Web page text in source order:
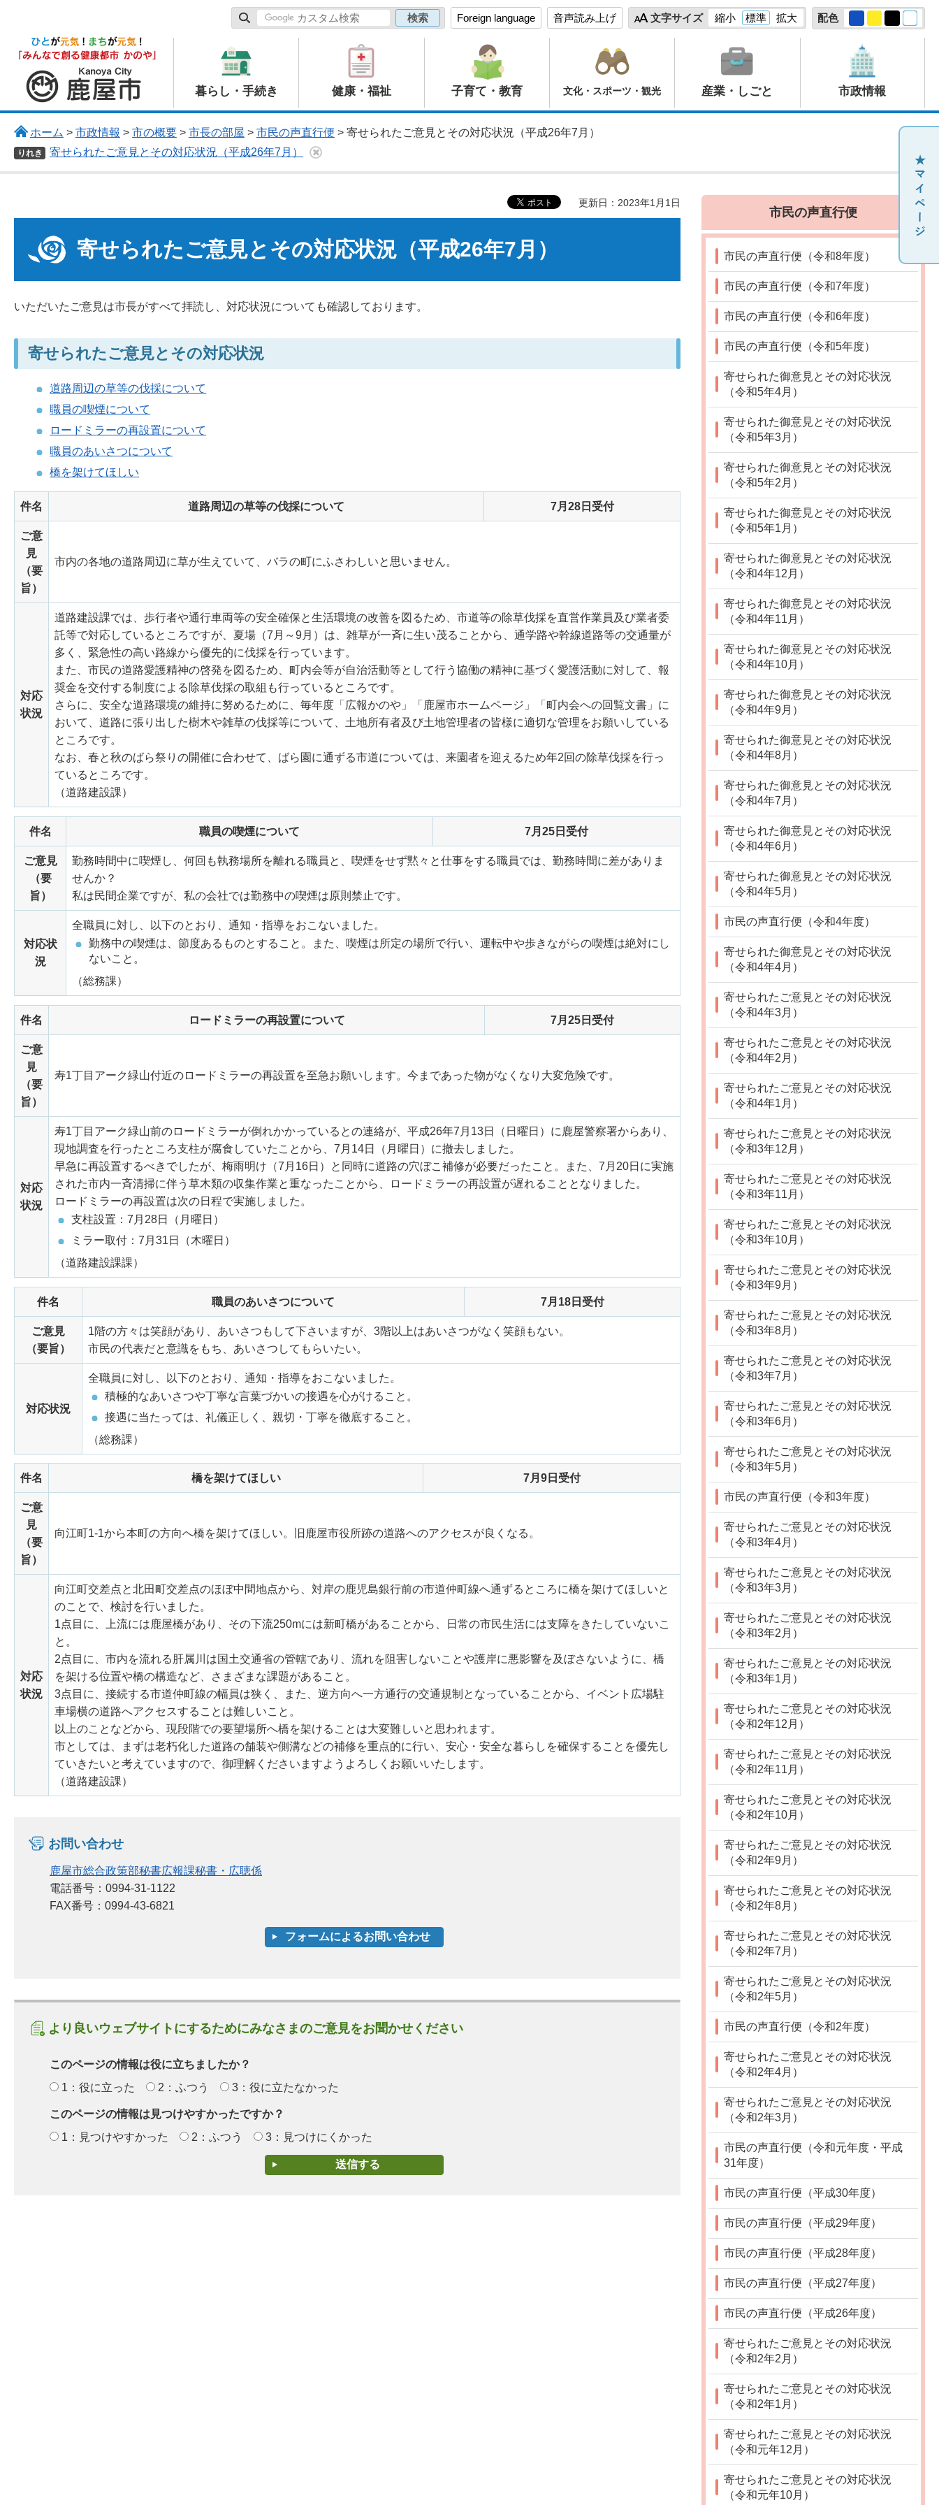
Foreign language 音声読み上げ 文字サイズ 縮小 標準 拡大 配色
鹿屋市
暮らし・手続き 健康・福祉 子育て・教育 文化・スポーツ・観光 産業・しごと 市政情報
ホーム > 市政情報 > 市の概要> 市長の部屋 > 市民の声直行便 > 寄せられたご意見とその対応状況（平成26年7月）
りれき 寄せられたご意見とその対応状況（平成26年7月）
更新日：2023年1月1日
寄せられたご意見とその対応状況（平成26年7月）
いただいたご意見は市長がすべて拝読し、対応状況についても確認しております。
寄せられたご意見とその対応状況
道路周辺の草等の伐採について
職員の喫煙について
ロードミラーの再設置について
職員のあいさつについて
橋を架けてほしい
件名 道路周辺の草等の伐採について 7月28日受付
ご意
見
（要
旨）
市内の各地の道路周辺に草が生えていて、バラの町にふさわしいと思いません。
対応
状況
道路建設課では、歩行者や通行車両等の安全確保と生活環境の改善を図るため、市道等の除草伐採を直営作業員及び業者委
託等で対応しているところですが、夏場（7月～9月）は、雑草が一斉に生い茂ることから、通学路や幹線道路等の交通量が
多く、緊急性の高い路線から優先的に伐採を行っています。
また、市民の道路愛護精神の啓発を図るため、町内会等が自治活動等として行う協働の精神に基づく愛護活動に対して、報
奨金を交付する制度による除草伐採の取組も行っているところです。
さらに、安全な道路環境の維持に努めるために、毎年度「広報かのや」「鹿屋市ホームページ」「町内会への回覧文書」に
おいて、道路に張り出した樹木や雑草の伐採等について、土地所有者及び土地管理者の皆様に適切な管理をお願いしている
ところです。
なお、春と秋のばら祭りの開催に合わせて、ばら園に通ずる市道については、来園者を迎えるため年2回の除草伐採を行っ
ているところです。
（道路建設課）
件名 職員の喫煙について 7月25日受付
ご意見
（要
旨）
勤務時間中に喫煙し、何回も執務場所を離れる職員と、喫煙をせず黙々と仕事をする職員では、勤務時間に差がありま
せんか？
私は民間企業ですが、私の会社では勤務中の喫煙は原則禁止です。
対応状
況
全職員に対し、以下のとおり、通知・指導をおこないました。
勤務中の喫煙は、節度あるものとすること。また、喫煙は所定の場所で行い、運転中や歩きながらの喫煙は絶対にし
ないこと。
（総務課）
件名 ロードミラーの再設置について 7月25日受付
ご意
見
（要
旨）
寿1丁目アーク緑山付近のロードミラーの再設置を至急お願いします。今まであった物がなくなり大変危険です。
対応
状況
寿1丁目アーク緑山前のロードミラーが倒れかかっているとの連絡が、平成26年7月13日（日曜日）に鹿屋警察署からあり、
現地調査を行ったところ支柱が腐食していたことから、7月14日（月曜日）に撤去しました。
早急に再設置するべきでしたが、梅雨明け（7月16日）と同時に道路の穴ぼこ補修が必要だったこと。また、7月20日に実施
された市内一斉清掃に伴う草木類の収集作業と重なったことから、ロードミラーの再設置が遅れることとなりました。
ロードミラーの再設置は次の日程で実施しました。
支柱設置：7月28日（月曜日）
ミラー取付：7月31日（木曜日）
（道路建設課課）
件名 職員のあいさつについて 7月18日受付
ご意見
（要旨）
1階の方々は笑顔があり、あいさつもして下さいますが、3階以上はあいさつがなく笑顔もない。
市民の代表だと意識をもち、あいさつしてもらいたい。
対応状況
全職員に対し、以下のとおり、通知・指導をおこないました。
積極的なあいさつや丁寧な言葉づかいの接遇を心がけること。
接遇に当たっては、礼儀正しく、親切・丁寧を徹底すること。
（総務課）
件名 橋を架けてほしい 7月9日受付
ご意
見
（要
旨）
向江町1-1から本町の方向へ橋を架けてほしい。旧鹿屋市役所跡の道路へのアクセスが良くなる。
対応
状況
向江町交差点と北田町交差点のほぼ中間地点から、対岸の鹿児島銀行前の市道仲町線へ通ずるところに橋を架けてほしいと
のことで、検討を行いました。
1点目に、上流には鹿屋橋があり、その下流250mには新町橋があることから、日常の市民生活には支障をきたしていないこ
と。
2点目に、市内を流れる肝属川は国土交通省の管轄であり、流れを阻害しないことや護岸に悪影響を及ぼさないように、橋
を架ける位置や橋の構造など、さまざまな課題があること。
3点目に、接続する市道仲町線の幅員は狭く、また、逆方向へ一方通行の交通規制となっていることから、イベント広場駐
車場横の道路へアクセスすることは難しいこと。
以上のことなどから、現段階での要望場所へ橋を架けることは大変難しいと思われます。
市としては、まずは老朽化した道路の舗装や側溝などの補修を重点的に行い、安心・安全な暮らしを確保することを優先し
ていきたいと考えていますので、御理解くださいますようよろしくお願いいたします。
（道路建設課）
お問い合わせ
鹿屋市総合政策部秘書広報課秘書・広聴係
電話番号：0994-31-1122
FAX番号：0994-43-6821
より良いウェブサイトにするためにみなさまのご意見をお聞かせください
このページの情報は役に立ちましたか？
1：役に立った
2：ふつう 3：役に立たなかった
このページの情報は見つけやすかったですか？
1：見つけやすかった
2：ふつう 3：見つけにくかった
市民の声直行便
市民の声直行便（令和8年度）
市民の声直行便（令和7年度）
市民の声直行便（令和6年度）
市民の声直行便（令和5年度）
寄せられた御意見とその対応状況
（令和5年4月）
寄せられた御意見とその対応状況
（令和5年3月）
寄せられた御意見とその対応状況
（令和5年2月）
寄せられた御意見とその対応状況
（令和5年1月）
寄せられた御意見とその対応状況
（令和4年12月）
寄せられた御意見とその対応状況
（令和4年11月）
寄せられた御意見とその対応状況
（令和4年10月）
寄せられた御意見とその対応状況
（令和4年9月）
寄せられた御意見とその対応状況
（令和4年8月）
寄せられた御意見とその対応状況
（令和4年7月）
寄せられた御意見とその対応状況
（令和4年6月）
寄せられた御意見とその対応状況
（令和4年5月）
市民の声直行便（令和4年度）
寄せられた御意見とその対応状況
（令和4年4月）
寄せられたご意見とその対応状況
（令和4年3月）
寄せられたご意見とその対応状況
（令和4年2月）
寄せられたご意見とその対応状況
（令和4年1月）
寄せられたご意見とその対応状況
（令和3年12月）
寄せられたご意見とその対応状況
（令和3年11月）
寄せられたご意見とその対応状況
（令和3年10月）
寄せられたご意見とその対応状況
（令和3年9月）
寄せられたご意見とその対応状況
（令和3年8月）
寄せられたご意見とその対応状況
（令和3年7月）
寄せられたご意見とその対応状況
（令和3年6月）
寄せられたご意見とその対応状況
（令和3年5月）
市民の声直行便（令和3年度）
寄せられたご意見とその対応状況
（令和3年4月）
寄せられたご意見とその対応状況
（令和3年3月）
寄せられたご意見とその対応状況
（令和3年2月）
寄せられたご意見とその対応状況
（令和3年1月）
寄せられたご意見とその対応状況
（令和2年12月）
寄せられたご意見とその対応状況
（令和2年11月）
寄せられたご意見とその対応状況
（令和2年10月）
寄せられたご意見とその対応状況
（令和2年9月）
寄せられたご意見とその対応状況
（令和2年8月）
寄せられたご意見とその対応状況
（令和2年7月）
寄せられたご意見とその対応状況
（令和2年5月）
市民の声直行便（令和2年度）
寄せられたご意見とその対応状況
（令和2年4月）
寄せられたご意見とその対応状況
（令和2年3月）
市民の声直行便（令和元年度・平成
31年度）
市民の声直行便（平成30年度）
市民の声直行便（平成29年度）
市民の声直行便（平成28年度）
市民の声直行便（平成27年度）
市民の声直行便（平成26年度）
寄せられたご意見とその対応状況
（令和2年2月）
寄せられたご意見とその対応状況
（令和2年1月）
寄せられたご意見とその対応状況
（令和元年12月）
寄せられたご意見とその対応状況
（令和元年10月）